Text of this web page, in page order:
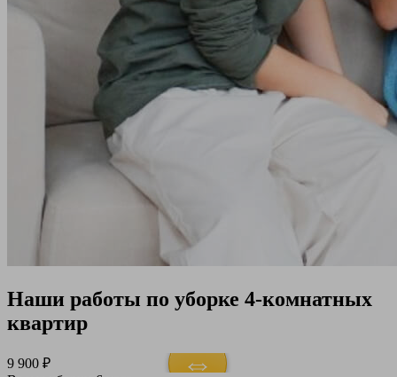
Наши работы по уборке 4-комнатных
квартир
9 900 ₽